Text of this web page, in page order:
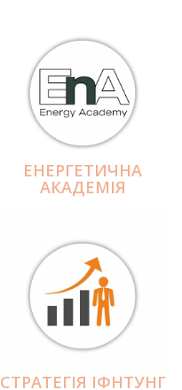
ЕНЕРГЕТИЧНА
АКАДЕМІЯ
СТРАТЕГІЯ ІФНТУНГ